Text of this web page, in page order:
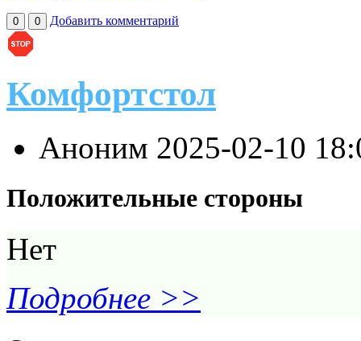
0 0 Добавить комментарий
Комфортстол
Аноним 2025-02-10
Положительные стороны
Нет
Подробнее >>